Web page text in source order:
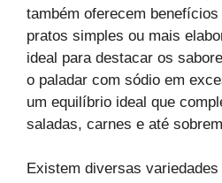
também oferecem
pratos simples ou mais
ideal para destacar os
o paladar com sódio em
um equilíbrio ideal que
saladas, carnes e até
Existem diversas variedades